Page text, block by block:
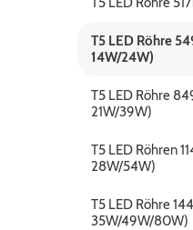
T5 LED Röhre
14W/24W)
T5 LED Röhre
21W/39W)
T5 LED Röhren
28W/54W)
T5 LED Röhre
35W/49W/80W)